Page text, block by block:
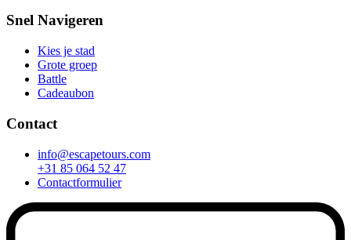
Snel Navigeren
Kies je stad
Grote groep
Battle
Cadeaubon
Contact
info@escapetours.com
+31 85 064 52 47
Contactformulier